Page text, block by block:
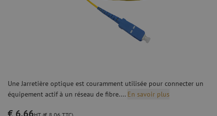
Une Jarretière optique est couramment utilisée pour connecter un
équipement actif à un réseau de fibre.... En savoir plus
€ 6,66